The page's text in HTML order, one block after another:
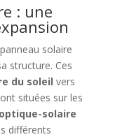
: une
solaire
structure. Ces
du soleil vers
situées sur les
optique-solaire
différents